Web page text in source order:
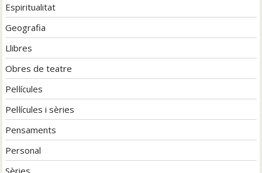
Espiritualitat
Geografia
Llibres
Obres de teatre
Pel·lícules
Pel·lícules i sèries
Pensaments
Personal
Sèries